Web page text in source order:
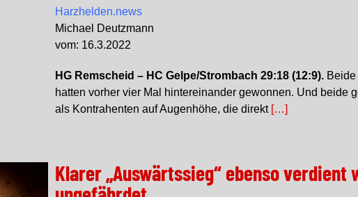
Harzhelden.news
Michael Deutzmann
vom: 16.3.2022
HG Remscheid – HC Gelpe/Strombach 29:18 (12:9). Beide
hatten vorher vier Mal hintereinander gewonnen. Und beide
als Kontrahenten auf Augenhöhe, die direkt[…]
Klarer „Auswärtssieg“ ebenso verdient